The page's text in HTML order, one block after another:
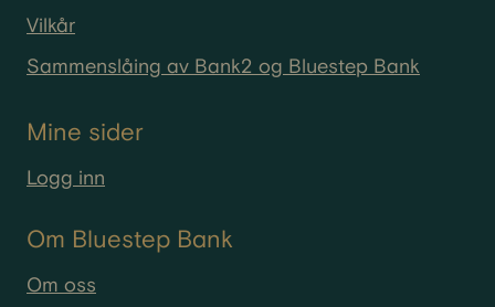
Vilkår
Sammenslåing av Bank2 og Bluestep Bank
Mine sider
Logg inn
Om Bluestep Bank
Om oss